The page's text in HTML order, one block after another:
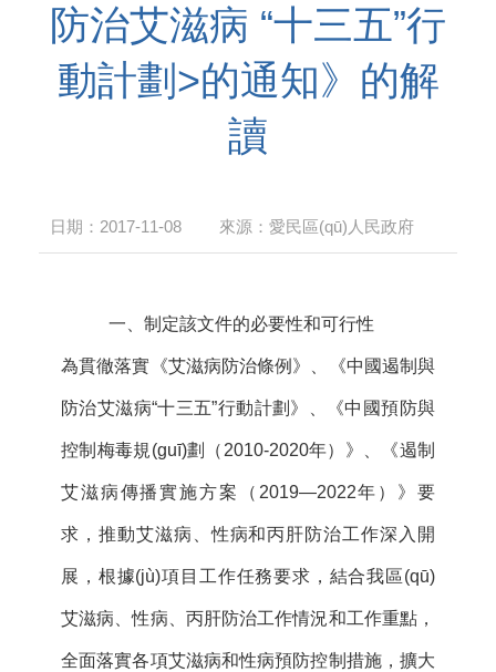
防治艾滋病 “十三五”行
動計劃>的通知》的解
讀
日期： 2017-11-08 來源： 愛民區(qū)人民政府
一、制定該文件的必要性和可行性
為貫徹落實《艾滋病防治條例》、《中國遏制與
防治艾滋病“十三五”行動計劃》、《中國預防與
控制梅毒規(guī)劃（2010-2020年）》、《遏制
艾滋病傳播實施方案（2019—2022年）》要
求，推動艾滋病、性病和丙肝防治工作深入開
展，根據(jù)項目工作任務要求，結合我區(qū)
艾滋病、性病、丙肝防治工作情況和工作重點，
全面落實各項艾滋病和性病預防控制措施，擴大